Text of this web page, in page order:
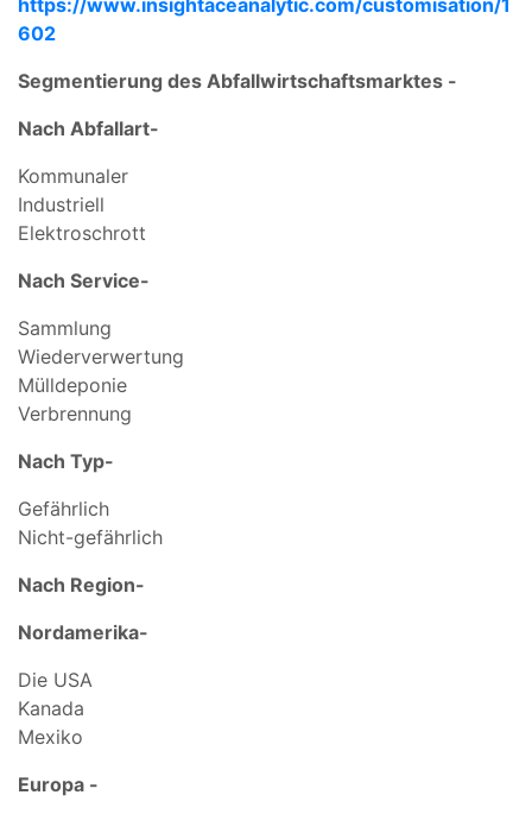
602
Segmentierung des Abfallwirtschaftsmarktes -
Nach Abfallart-
Kommunaler
Industriell
Elektroschrott
Nach Service-
Sammlung
Wiederverwertung
Mülldeponie
Verbrennung
Nach Typ-
Gefährlich
Nicht-gefährlich
Nach Region-
Nordamerika-
Die USA
Kanada
Mexiko
Europa -